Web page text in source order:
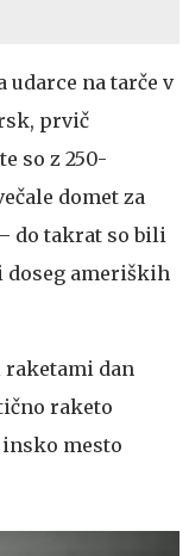
udarce na tarče v
prvič
so z 250-
domet za
do takrat so bili
ameriških
raketami dan
raketo
mesto